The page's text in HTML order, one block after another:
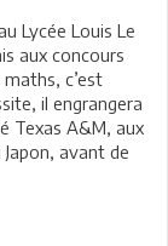
Lycée Louis Le
aux concours
c’est
il engrangera
Texas A&M, aux
avant de